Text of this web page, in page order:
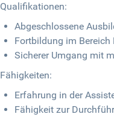
Qualifikationen:
Abgeschlossene
Fortbildung im Bereich
Sicherer Umgang mit
Fähigkeiten:
Erfahrung in der
Fähigkeit zur